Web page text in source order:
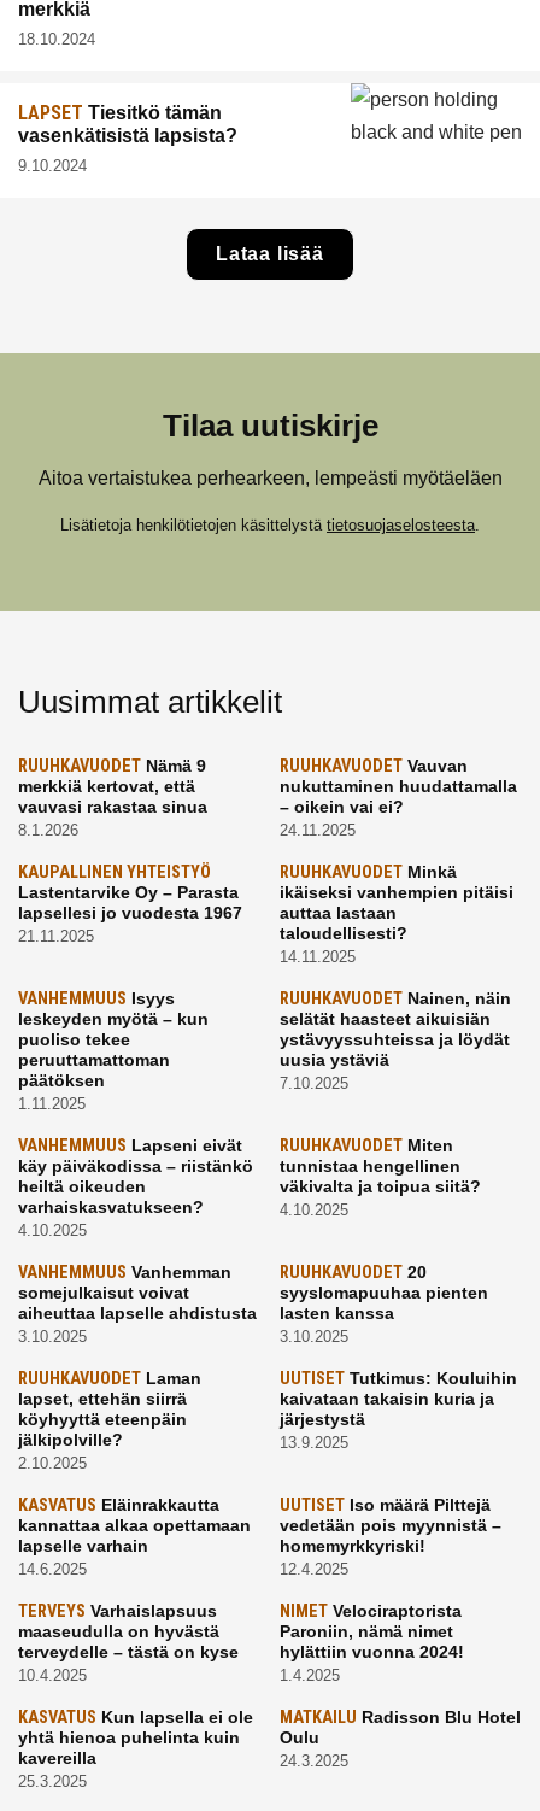
merkkiä
18.10.2024
LAPSET Tiesitkö tämän
vasenkätisistä lapsista?
9.10.2024
Lataa lisää
Tilaa uutiskirje
Aitoa vertaistukea perhearkeen, lempeästi myötäeläen
Lisätietoja henkilötietojen käsittelystä tietosuojaselosteesta
Uusimmat artikkelit
RUUHKAVUODET Nämä 9
merkkiä kertovat, että
vauvasi rakastaa sinua
8.1.2026
RUUHKAVUODETVauvan
nukuttaminen huudattamalla
– oikein vai ei?
24.11.2025
KAUPALLINEN YHTEISTYÖ
Lastentarvike Oy – Parasta
lapsellesi jo vuodesta 1967
21.11.2025
RUUHKAVUODETMinkä
ikäiseksi vanhempien pitäisi
auttaa lastaan
taloudellisesti?
14.11.2025
VANHEMMUUS Isyys
leskeyden myötä – kun
puoliso tekee
peruuttamattoman
päätöksen
1.11.2025
RUUHKAVUODETNainen, näin
selätät haasteet aikuisiän
ystävyyssuhteissa ja löydät
uusia ystäviä
7.10.2025
VANHEMMUUS Lapseni eivät
käy päiväkodissa – riistänkö
heiltä oikeuden
varhaiskasvatukseen?
4.10.2025
RUUHKAVUODETMiten
tunnistaa hengellinen
väkivalta ja toipua siitä?
4.10.2025
VANHEMMUUS Vanhemman
somejulkaisut voivat
aiheuttaa lapselle ahdistusta
3.10.2025
RUUHKAVUODET20
syyslomapuuhaa pienten
lasten kanssa
3.10.2025
RUUHKAVUODET Laman
lapset, ettehän siirrä
köyhyyttä eteenpäin
jälkipolville?
2.10.2025
UUTISETTutkimus: Kouluihin
kaivataan takaisin kuria ja
järjestystä
13.9.2025
KASVATUS Eläinrakkautta
kannattaa alkaa opettamaan
lapselle varhain
14.6.2025
UUTISETIso määrä Pilttejä
vedetään pois myynnistä –
homemyrkkyriski!
12.4.2025
TERVEYS Varhaislapsuus
maaseudulla on hyvästä
terveydelle – tästä on kyse
10.4.2025
NIMETVelociraptorista
Paroniin, nämä nimet
hylättiin vuonna 2024!
1.4.2025
KASVATUS Kun lapsella ei ole
yhtä hienoa puhelinta kuin
kavereilla
25.3.2025
MATKAILU Radisson Blu Hotel
Oulu
24.3.2025